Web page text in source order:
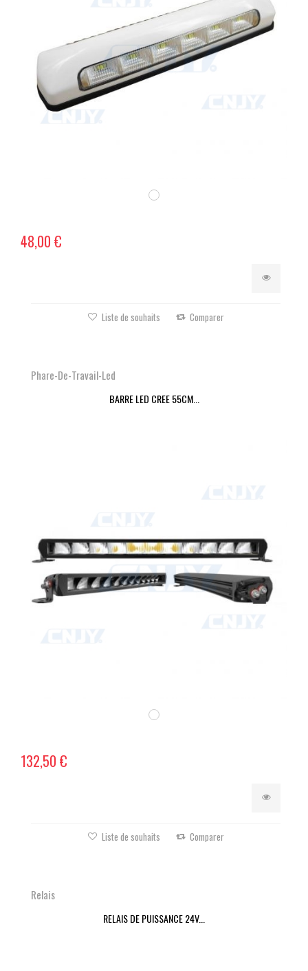
48,00 €
Liste de souhaits Comparer
Phare-De-Travail-Led
BARRE LED CREE 55CM...
132,50 €
Liste de souhaits Comparer
Relais
RELAIS DE PUISSANCE 24V...